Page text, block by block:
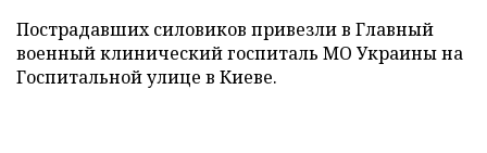
Пострадавших силовиков привезли в Главный
военный клинический госпиталь МО Украины на
Госпитальной улице в Киеве.